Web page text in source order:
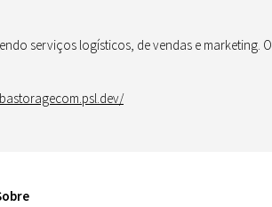
serviços logísticos, de vendas e marketing. O